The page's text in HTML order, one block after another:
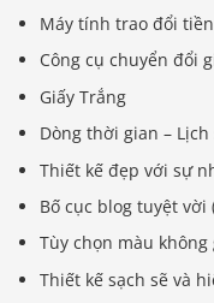
Máy tính trao đổi
Công cụ chuyển đổi
Giấy Trắng
Dòng thời gian – Lịch
Thiết kế đẹp với sự
Bố cục blog tuyệt vời
Tùy chọn màu
Thiết kế sạch sẽ và